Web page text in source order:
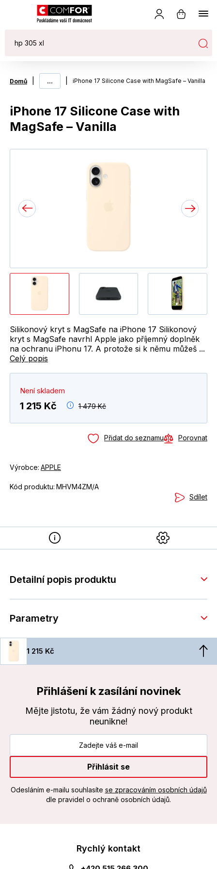
Domů ... iPhone 17 Silicone Case with MagSafe – Vanilla
iPhone 17 Silicone Case with
MagSafe – Vanilla
Silikonový kryt s MagSafe na iPhone 17 Silikonový
kryt s MagSafe navrhl Apple jako příjemný doplněk
na ochranu iPhonu 17. A protože si k němu můžeš ...
Celý popis
Není skladem
1 215 Kč 1 479 Kč
Přidat do seznamu Porovnat
Výrobce: APPLE
Kód produktu: MHVM4ZM/A
Sdílet
Detailní popis produktu
Parametry
1 215 Kč
Přihlášení k zasílání novinek
Mějte jistotu, že vám žádný nový produkt
neunikne!
Přihlásit se
Odesláním e-mailu souhlasíte se zpracováním osobních údajů
dle pravidel o ochraně osobních údajů.
Rychlý kontakt